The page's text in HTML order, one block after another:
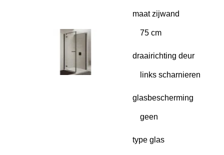
maat zijwand
draairichting deur
glasbescherming
type glas